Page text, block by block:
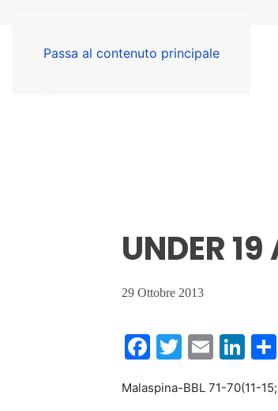
Passa al contenuto principale
UNDER
29 Ottobre 2013
Facebook
Twitter
Email
Malaspina-BBL 71-70(11-